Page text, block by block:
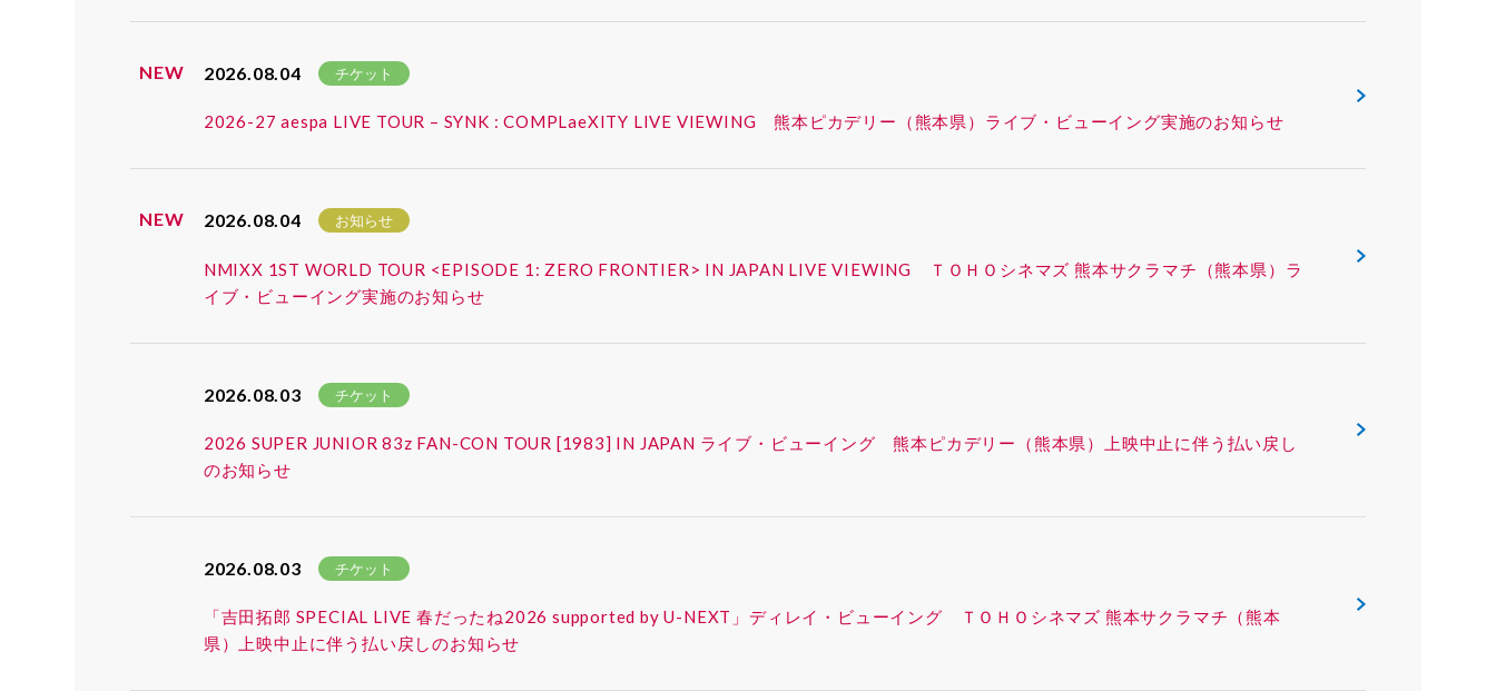
NEW 2026.08.04 チケット
2026-27 aespa LIVE TOUR – SYNK : COMPLaeXITY LIVE VIEWING 熊本ピカデリー（熊本県）ライブ・ビューイング実施のお知らせ
NEW 2026.08.04 お知らせ
NMIXX 1ST WORLD TOUR <EPISODE 1: ZERO FRONTIER> IN JAPAN LIVE VIEWING ＴＯＨＯシネマズ 熊本サクラマチ（熊本県）ラ
イブ・ビューイング実施のお知らせ
2026.08.03 チケット
2026 SUPER JUNIOR 83z FAN-CON TOUR [1983] IN JAPAN ライブ・ビューイング 熊本ピカデリー（熊本県）上映中止に伴う払い戻し
のお知らせ
2026.08.03 チケット
「吉田拓郎 SPECIAL LIVE 春だったね2026 supported by U-NEXT」ディレイ・ビューイング ＴＯＨＯシネマズ 熊本サクラマチ（熊本
県）上映中止に伴う払い戻しのお知らせ